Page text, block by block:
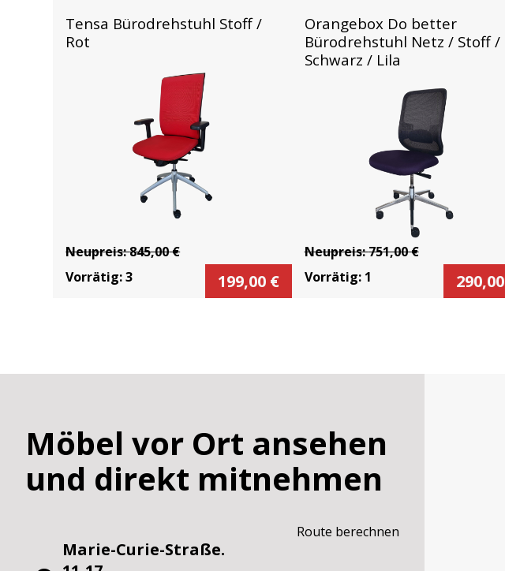
Tensa Bürodrehstuhl Stoff /
Rot
Neupreis:845,00€
Vorrätig:3 199,00 €
Orangebox Do better
Bürodrehstuhl Netz / Stoff /
Schwarz / Lila
Neupreis:751,00€
Vorrätig: 1 290,00
Möbel vor Ort ansehen
und direkt mitnehmen
Marie-Curie-Straße.
Route berechnen